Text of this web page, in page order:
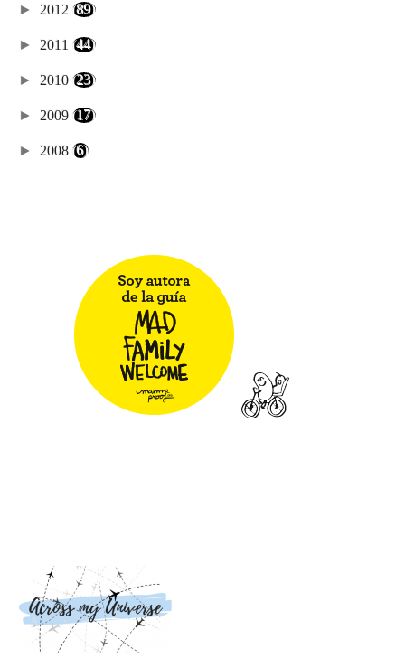
► 2012 (89)
► 2011 (44)
► 2010 (23)
► 2009 (17)
► 2008 (6)